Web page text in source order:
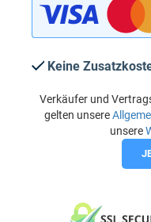
Keine
Verkäufer und
gelten unsere
unsere